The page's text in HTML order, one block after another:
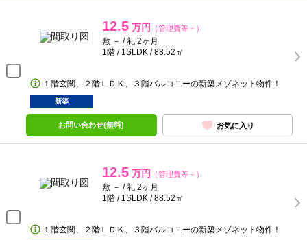
12.5 万円 （管理費等－）
敷 － / 礼 2ヶ月
1階 / 1SLDK / 88.52㎡
１階玄関、２階ＬＤＫ、３階バルコニーの新築メゾネット物件！
新築
お問い合わせ(無料) お気に入り
12.5 万円 （管理費等－）
敷 － / 礼 2ヶ月
1階 / 1SLDK / 88.52㎡
１階玄関、２階ＬＤＫ、３階バルコニーの新築メゾネット物件！